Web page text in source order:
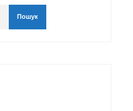
Пошук